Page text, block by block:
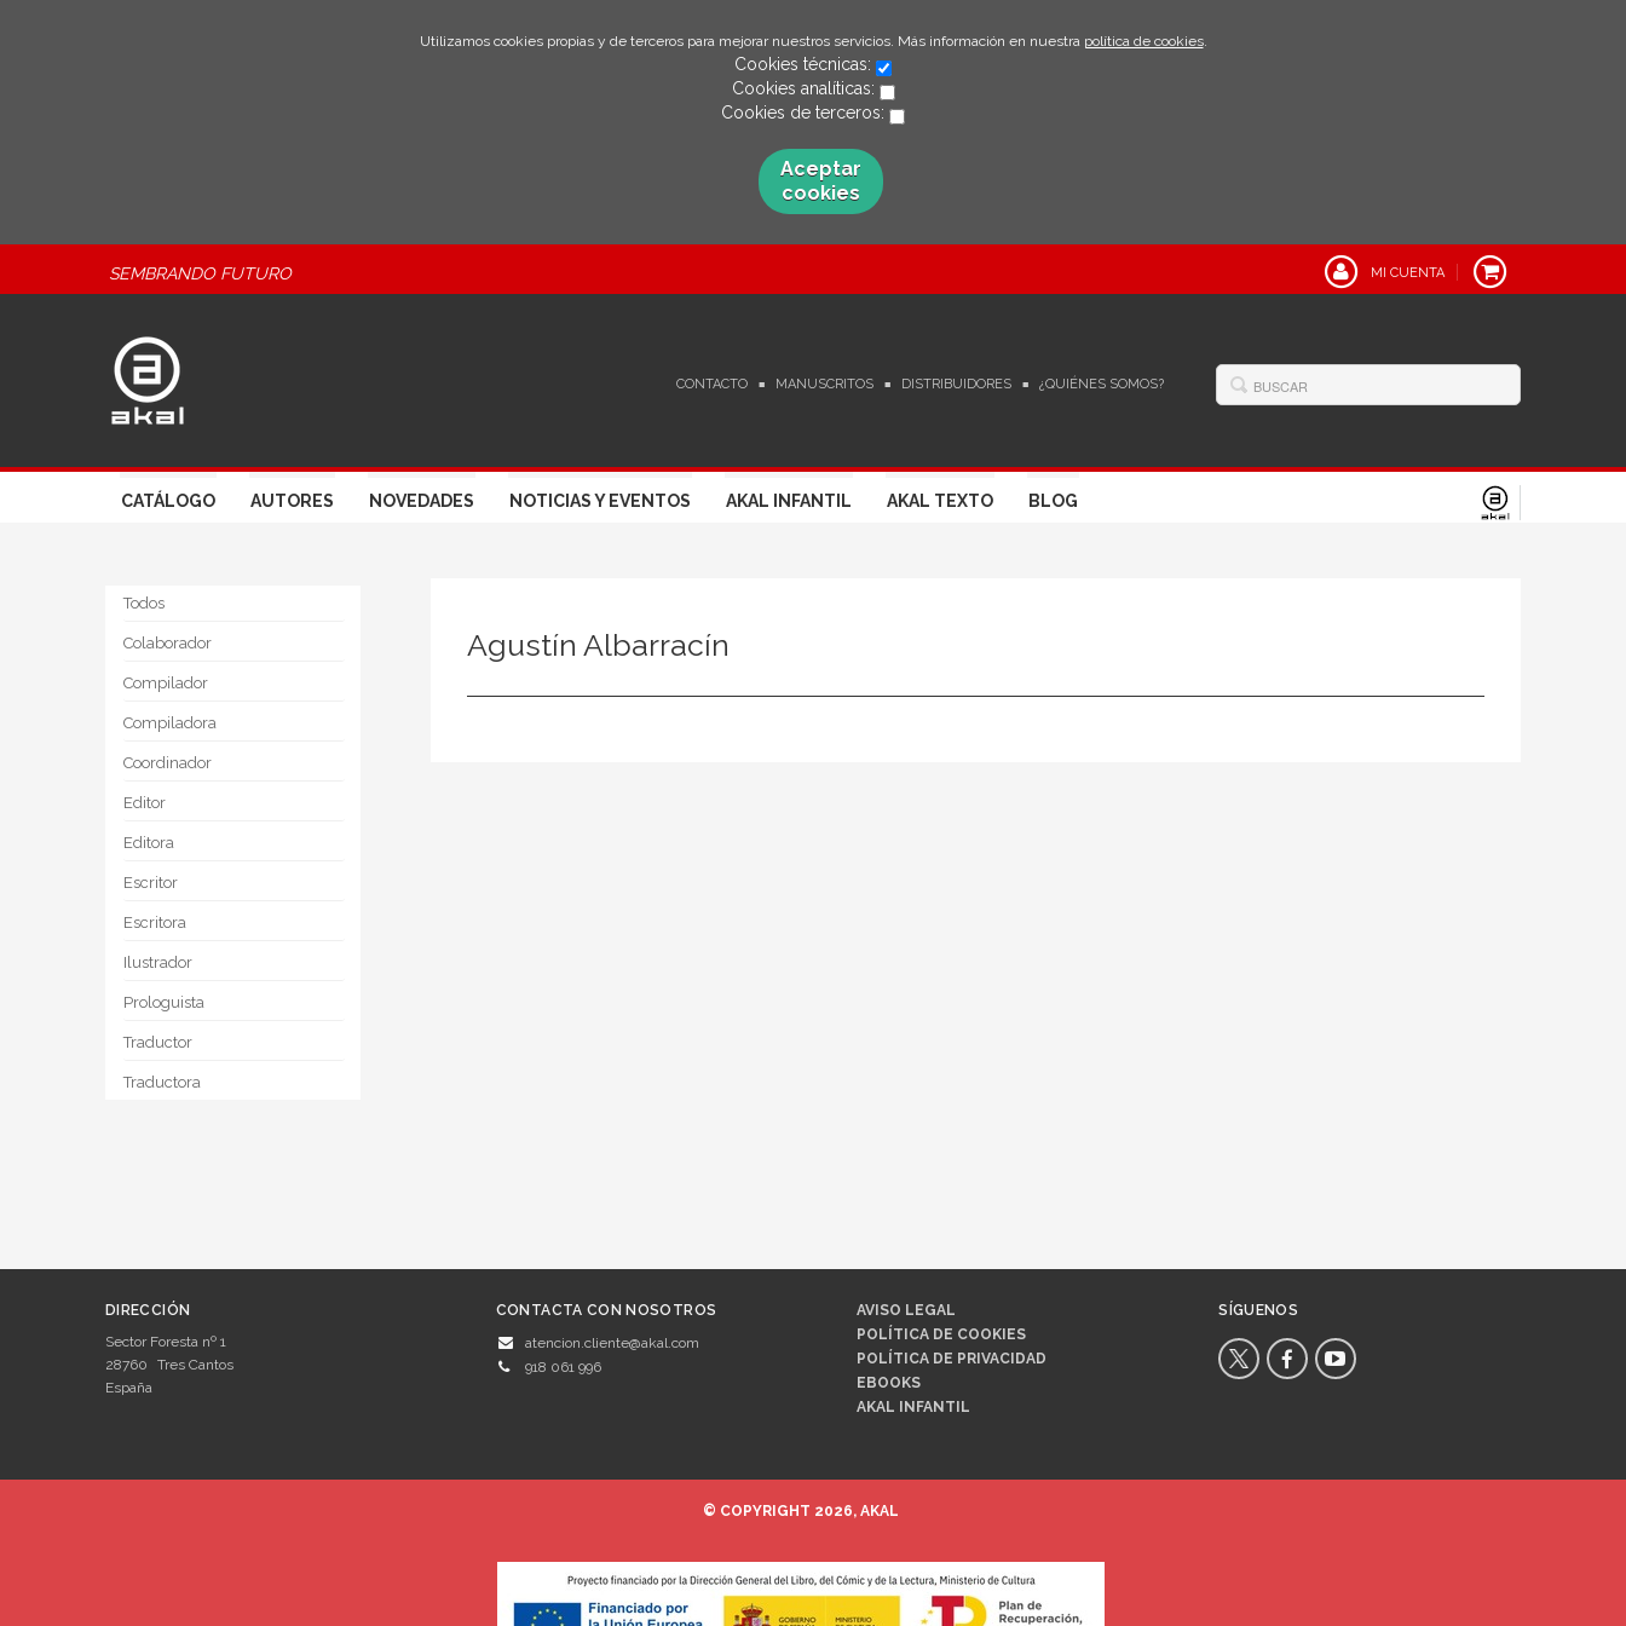
Utilizamos cookies propias y de terceros para mejorar nuestros servicios. Más información en nuestra política de cookies.
Cookies técnicas:
Cookies analíticas:
Cookies de terceros:
Aceptar
cookies
SEMBRANDO FUTURO MI CUENTA
CONTACTO MANUSCRITOS DISTRIBUIDORES ¿QUIÉNES SOMOS?
CATÁLOGO AUTORES NOVEDADES NOTICIAS Y EVENTOS AKAL INFANTIL AKAL TEXTO BLOG
Todos
Colaborador
Compilador
Compiladora
Coordinador
Editor
Editora
Escritor
Escritora
Ilustrador
Prologuista
Traductor
Traductora
Agustín Albarracín
DIRECCIÓN
Sector Foresta nº 1
28760
Tres Cantos
España
CONTACTA CON NOSOTROS
atencion.cliente@akal.com
918 061 996
AVISO LEGAL
POLÍTICA DE COOKIES
POLÍTICA DE PRIVACIDAD
EBOOKS
AKAL INFANTIL
SÍGUENOS
© COPYRIGHT 2026, AKAL